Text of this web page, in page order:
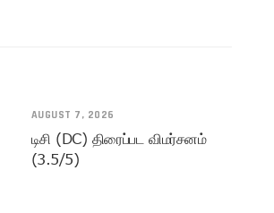
AUGUST 7, 2026
டிசி (DC) திரைப்பட விமர்சனம்
(3.5/5)